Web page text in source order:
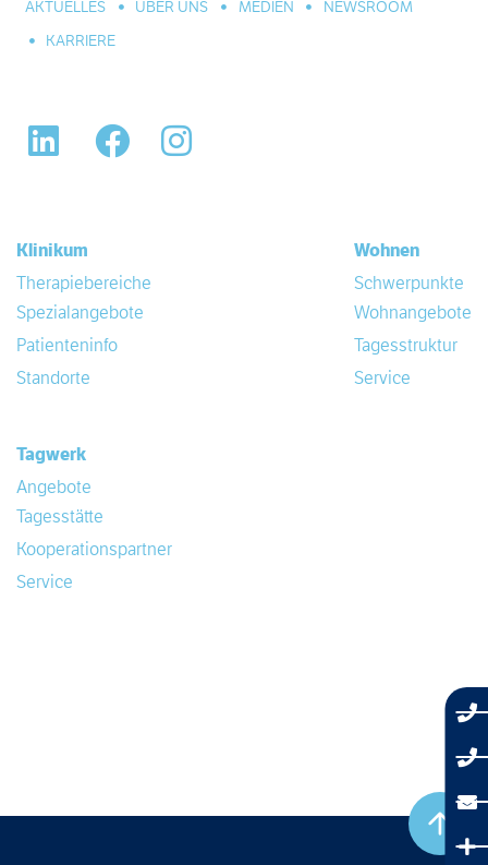
AKTUELLES ÜBER UNS MEDIEN
NEWSROOM
KARRIERE
LinkedIn Facebook
Klinikum
Therapiebereiche
Spezialangebote
Patienteninfo
Standorte
Wohnen
Schwerpunkte
Wohnangebote
Tagesstruktur
Service
Tagwerk
Angebote
Tagesstätte
Kooperationspartner
Service